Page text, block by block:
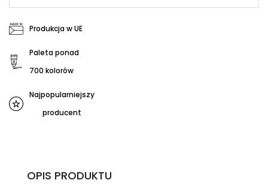
Produkcja w UE
Paleta ponad
700 kolorów
Najpopularniejszy
producent
OPIS PRODUKTU